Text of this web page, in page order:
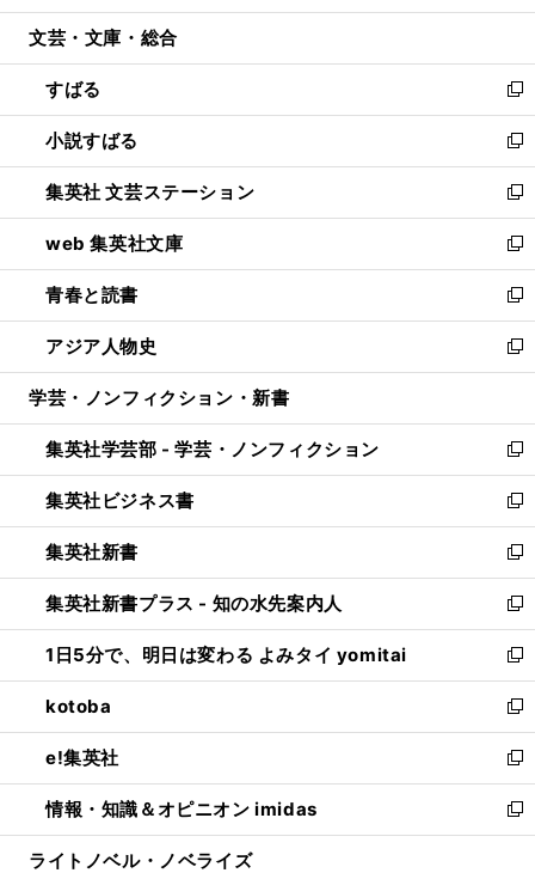
開
ウ
開
く
ン
ウ
で
開
く
ウ
ン
ド
ウ
で
開
く
文芸・文庫・総合
すばる
新
し
い
ウ
ィ
ン
ド
ウ
で
開
く
小説すばる
新
し
い
ウ
ィ
ン
ド
ウ
で
開
集英社 文芸ステーション
新
し
い
ウ
ィ
ン
ド
ウ
開
く
web 集英社文庫
新
し
い
ウ
ィ
ン
ウ
で
開
く
青春と読書
新
し
い
ウ
ン
ド
ウ
で
開
く
アジア人物史
新
し
ウ
ィ
ン
ド
ウ
で
開
く
学芸・ノンフィクション・新書
集英社学芸部 - 学芸・ノンフィクション
新
し
い
ウ
ィ
ン
ド
ウ
で
開
く
集英社ビジネス書
新
し
い
ウ
ィ
ン
ド
ウ
で
開
く
集英社新書
新
し
い
ウ
ィ
ン
ド
ウ
で
開
く
集英社新書プラス - 知の水先案内人
新
し
い
ウ
ィ
ン
ド
ウ
で
開
1日5分で、明日は変わる よみタイ yomitai
新
し
い
ウ
ィ
ン
ド
ウ
kotoba
新
し
い
ウ
ィ
ン
e!集英社
新
し
い
ウ
情報・知識＆オピニオン imidas
新
し
ライトノベル・ノベライズ